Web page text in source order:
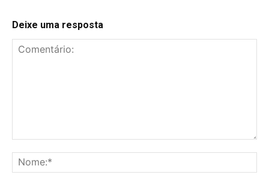
Deixe uma resposta